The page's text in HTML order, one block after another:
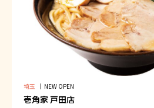
埼玉 ｜ NEW OPEN
壱角家 戸田店